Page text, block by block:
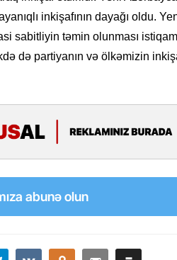
inkişafının dayağı oldu.
sabitliyin təmin olunması
də partiyanın və ölkəmizin
abunə olun